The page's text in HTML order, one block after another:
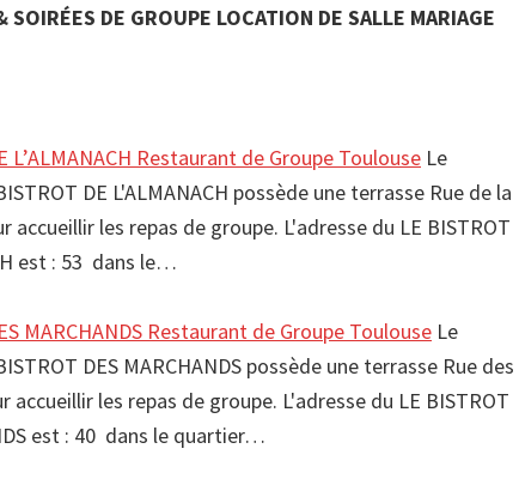
DE GROUPE LOCATION DE SALLE MARIAGE
L’ALMANACH Restaurant de Groupe Toulouse Le
DE L'ALMANACH possède une terrasse Rue de la
accueillir les repas de groupe. L'adresse du LE BISTROT
est : 53 dans le…
MARCHANDS Restaurant de Groupe Toulouse Le
DES MARCHANDS possède une terrasse Rue des
accueillir les repas de groupe. L'adresse du LE BISTROT
est : 40 dans le quartier…